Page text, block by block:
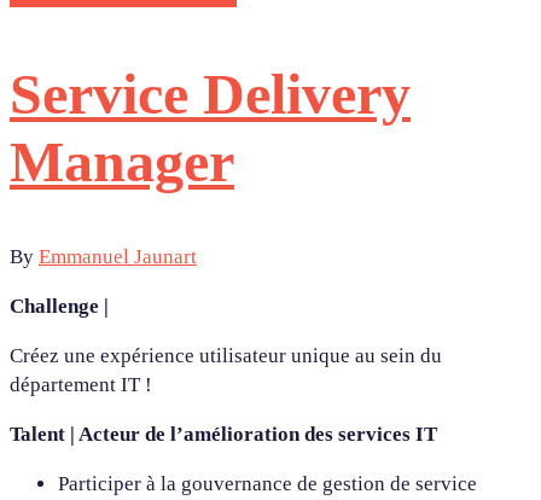
Service Delivery
Manager
By Emmanuel Jaunart
Challenge |
Créez une expérience utilisateur unique au sein du
département IT !
Talent | Acteur de l’amélioration des services IT
Participer à la gouvernance de gestion de service